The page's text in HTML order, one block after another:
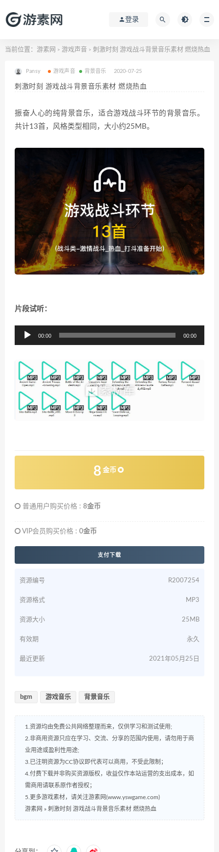
登录
当前位置： 游素网 > 游戏声音 > 刺激时刻 游戏战斗背景音乐素材 燃烧热血
Pansy 游戏声音 背景音乐 2020-07-25
刺激时刻 游戏战斗背景音乐素材 燃烧热血
振奋人心的纯背景音乐，适合游戏战斗环节的背景音乐。
共计13首，风格类型相同，大小约25MB。
片段试听：
放
器
00:00 00:00
8 金币
普通用户购买价格 : 8金币
VIP会员购买价格 : 0金币
支付下载
资源编号 R2007254
资源格式 MP3
资源大小 25MB
有效期 永久
最近更新 2021年05月25日
bgm 游戏音乐 背景音乐
1.资源均由免费公共网络整理而来，仅供学习和测试使用;
2.非商用资源只应在学习、交流、分享的范围内使用，请勿用于商
业用途或盈利性用途;
3.已注明资源为CC协议即代表可以商用，不受此限制；
4.付费下载并非购买资源版权，收益仅作本站运营的支出成本，如
需商用请联系原作者授权；
5.更多游戏素材，请关注游素网(www.yswgame.com)
游素网 » 刺激时刻 游戏战斗背景音乐素材 燃烧热血